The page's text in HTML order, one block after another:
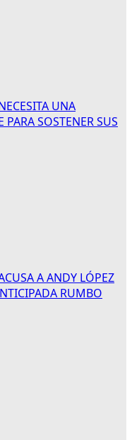
UNA
PARA SOSTENER SUS
A ANDY LÓPEZ
RUMBO